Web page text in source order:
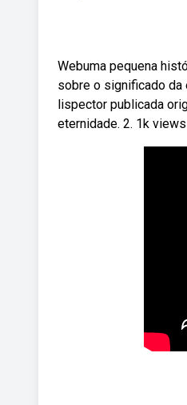
Webuma pequena
sobre o significado da
lispector publicada
eternidade. 2. 1k